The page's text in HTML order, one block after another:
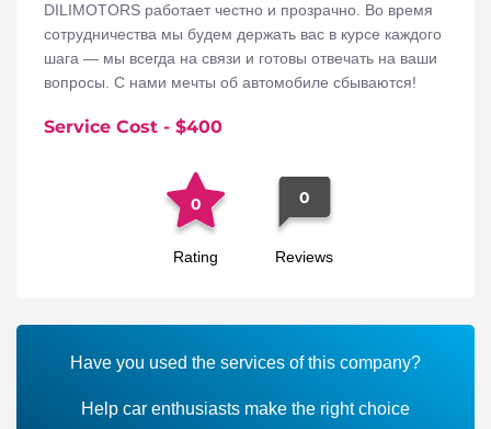
DILIMOTORS работает честно и прозрачно. Во время
сотрудничества мы будем держать вас в курсе каждого
шага — мы всегда на связи и готовы отвечать на ваши
вопросы. С нами мечты об автомобиле сбываются!
Service Cost - $400
0
Rating
0
Reviews
Have you used the services of this company?
Help car enthusiasts make the right choice